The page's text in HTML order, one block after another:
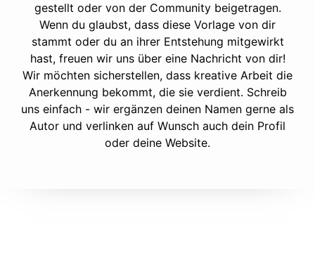
gestellt oder von der Community beigetragen.
Wenn du glaubst, dass diese Vorlage von dir
stammt oder du an ihrer Entstehung mitgewirkt
hast, freuen wir uns über eine Nachricht von dir!
Wir möchten sicherstellen, dass kreative Arbeit die
Anerkennung bekommt, die sie verdient. Schreib
uns einfach - wir ergänzen deinen Namen gerne als
Autor und verlinken auf Wunsch auch dein Profil
oder deine Website.